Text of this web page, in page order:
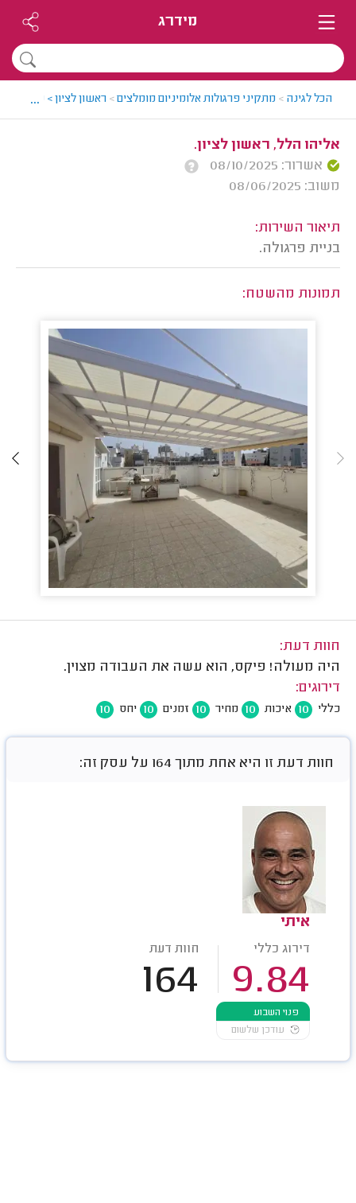
מידרג
הכל לגינה > מתקיני פרגולות אלומיניום מומלצים> ראשון לציון > מתקין
...
אליהו הלל, ראשון לציון.
אשרור: 08/10/2025
משוב: 08/06/2025
תיאור השירות:
בניית פרגולה.
תמונות מהשטח:
חוות דעת:
היה מעולה! פיקס, הוא עשה את העבודה מצוין.
דירוגים:
כללי 10 איכות 10 מחיר 10 זמנים 10 יחס 10
חוות דעת זו היא אחת מתוך 164 על עסק זה:
איתי
דירוג כללי
9.84
חוות דעת
164
פנוי השבוע
עודכן שלשום